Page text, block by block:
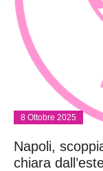
8 Ottobre 2025
Napoli,
chiara